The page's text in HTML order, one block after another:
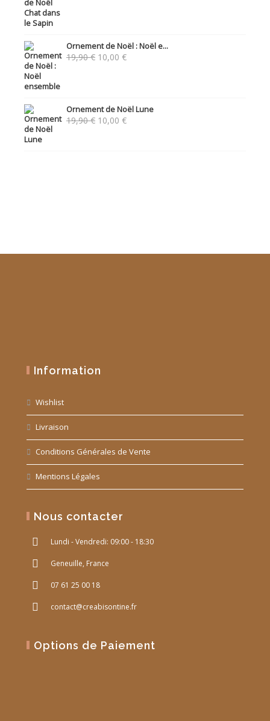
Ornement de Noël : Noël e...
19,90€ Le
10,00 €Le
Ornement de Noël Lune
19,90€ Le
10,00 €Le
Information
Wishlist
Livraison
Conditions Générales de Vente
Mentions Légales
Nous contacter
Lundi - Vendredi: 09:00 - 18:30
Geneuille, France
07 61 25 00 18
contact@creabisontine.fr
Options de Paiement